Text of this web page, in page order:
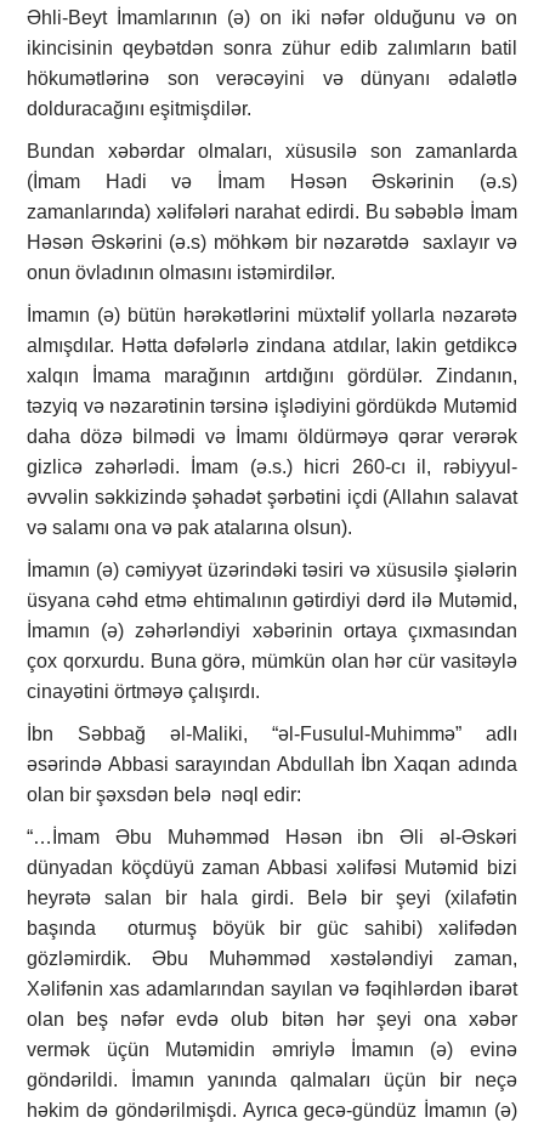
Əhli-Beyt İmamlarının (ə) on iki nəfər olduğunu və on
ikincisinin qeybətdən sonra zühur edib zalımların batil
hökumətlərinə son verəcəyini və dünyanı ədalətlə
dolduracağını eşitmişdilər.
Bundan xəbərdar olmaları, xüsusilə son zamanlarda
(İmam Hadi və İmam Həsən Əskərinin (ə.s)
zamanlarında) xəlifələri narahat edirdi. Bu səbəblə İmam
Həsən Əskərini (ə.s) möhkəm bir nəzarətdə saxlayır və
onun övladının olmasını istəmirdilər.
İmamın (ə) bütün hərəkətlərini müxtəlif yollarla nəzarətə
almışdılar. Hətta dəfələrlə zindana atdılar, lakin getdikcə
xalqın İmama marağının artdığını gördülər. Zindanın,
təzyiq və nəzarətinin tərsinə işlədiyini gördükdə Mutəmid
daha dözə bilmədi və İmamı öldürməyə qərar verərək
gizlicə zəhərlədi. İmam (ə.s.) hicri 260-cı il, rəbiyyul-
əvvəlin səkkizində şəhadət şərbətini içdi (Allahın salavat
və salamı ona və pak atalarına olsun).
İmamın (ə) cəmiyyət üzərindəki təsiri və xüsusilə şiələrin
üsyana cəhd etmə ehtimalının gətirdiyi dərd ilə Mutəmid,
İmamın (ə) zəhərləndiyi xəbərinin ortaya çıxmasından
çox qorxurdu. Buna görə, mümkün olan hər cür vasitəylə
cinayətini örtməyə çalışırdı.
İbn Səbbağ əl-Maliki, “əl-Fusulul-Muhimmə” adlı
əsərində Abbasi sarayından Abdullah İbn Xaqan adında
olan bir şəxsdən belə nəql edir:
“…İmam Əbu Muhəmməd Həsən ibn Əli əl-Əskəri
dünyadan köçdüyü zaman Abbasi xəlifəsi Mutəmid bizi
heyrətə salan bir hala girdi. Belə bir şeyi (xilafətin
başında oturmuş böyük bir güc sahibi) xəlifədən
gözləmirdik. Əbu Muhəmməd xəstələndiyi zaman,
Xəlifənin xas adamlarından sayılan və fəqihlərdən ibarət
olan beş nəfər evdə olub bitən hər şeyi ona xəbər
vermək üçün Mutəmidin əmriylə İmamın (ə) evinə
göndərildi. İmamın yanında qalmaları üçün bir neçə
həkim də göndərilmişdi. Ayrıca gecə-gündüz İmamın (ə)